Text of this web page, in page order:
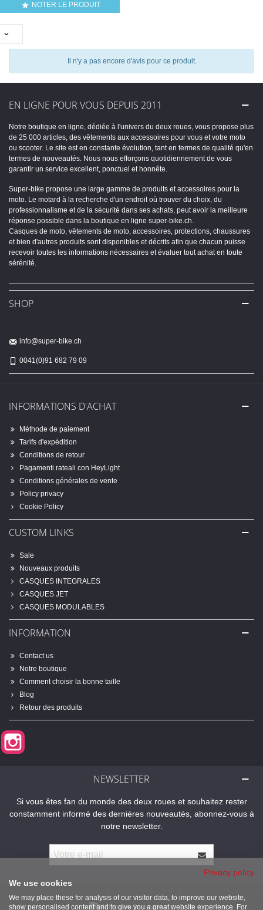
 NOTER LE PRODUIT

Il n'y a pas encore d'avis pour ce produit.
EN LIGNE POUR VOUS DEPUIS 2011
Notre boutique en ligne, dédiée à l'univers du deux roues, vous propose plus
de 25 000 articles, des vêtements aux accessoires pour vous et votre moto
ou scooter. Le site est en constante évolution, tant en termes de qualité qu'en
termes de nouveautés. Nous nous efforçons quotidiennement de vous
garantir un service excellent, ponctuel et honnête.
Super-bike propose une large gamme de produits et accessoires pour la
moto. Le motard à la recherche d'un endroit où trouver du choix, du
professionnalisme et de la sécurité dans ses achats, peut avoir la meilleure
réponse possible dans la boutique en ligne super-bike.ch.
Casques de moto, vêtements de moto, accessoires, protections, chaussures
et bien d'autres produits sont disponibles et décrits afin que chacun puisse
recevoir toutes les informations nécessaires et évaluer tout achat en toute
sérénité.
SHOP
info@super-bike.ch
0041(0)91 682 79 09
INFORMATIONS D'ACHAT
Méthode de paiement
Tarifs d'expédition
Conditions de retour
Pagamenti rateali con HeyLight
Conditions générales de vente
Policy privacy
Cookie Policy
CUSTOM LINKS
Sale
Nouveaux produits
CASQUES INTEGRALES
CASQUES JET
CASQUES MODULABLES
INFORMATION
Contact us
Notre boutique
Comment choisir la bonne taille
Blog
Retour des produits
NEWSLETTER
Si vous êtes fan du monde des deux roues et souhaitez rester
constamment informé des dernières nouveautés, abonnez-vous à
notre newsletter.
Privacy policy
We use cookies
We may place these for analysis of our visitor data, to improve our website,
show personalised content and to give you a great website experience. For